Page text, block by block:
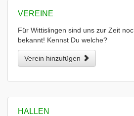
VEREINE
Für Wittislingen sind uns zur Zeit
bekannt! Kennst Du welche?
Verein hinzufügen
HALLEN